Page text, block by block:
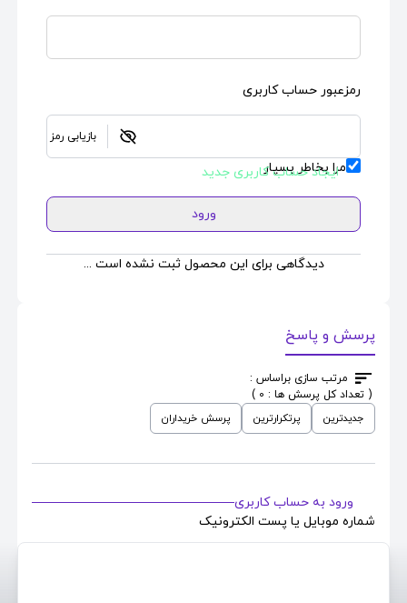
رمزعبور حساب کاربری
بازیابی رمز
مرا بخاطر بسپار
ایجاد حساب کاربری جدید
ورود
دیدگاهی برای این محصول ثبت نشده است ...
پرسش و پاسخ
مرتب سازی براساس :
( تعداد کل پرسش ها : 0 )
جدیدترین
پرتکرارترین پرسش خریداران
ورود به حساب کاربری
شماره موبایل یا پست الکترونیک